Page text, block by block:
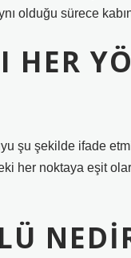
olduğu sürece
HER
şu şekilde ifade
her noktaya eşit